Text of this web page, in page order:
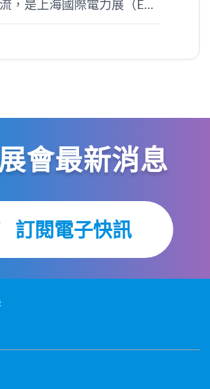
，是上海國際電力展（EP
辦單位。
會最新消息
訂閱電子快訊